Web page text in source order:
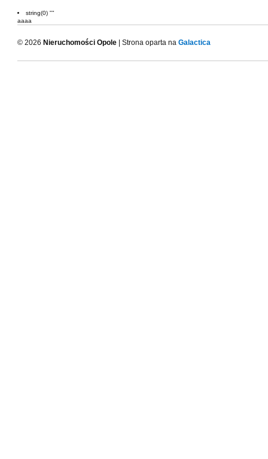
string(0) ""
aaaa
© 2026 Nieruchomości Opole | Strona oparta na Galactica